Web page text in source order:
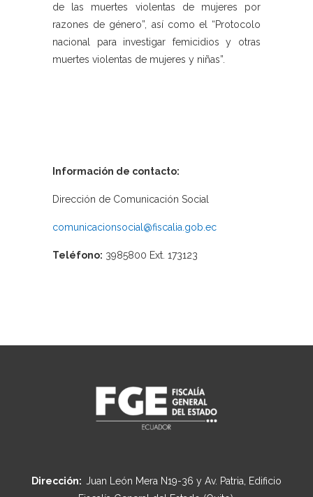
de las muertes violentas de mujeres por
razones de género”, así como el “Protocolo
nacional para investigar femicidios y otras
muertes violentas de mujeres y niñas”.
Información de contacto:
Dirección de Comunicación Social
comunicacionsocial@fiscalia.gob.ec
Teléfono: 3985800 Ext. 173123
Dirección: Juan León Mera N19-36 y Av. Patria, Edificio